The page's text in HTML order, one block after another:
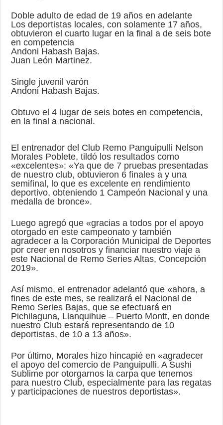
Doble adulto de edad de 19 años en adelante
Los deportistas locales, con solamente 17 años,
obtuvieron el cuarto lugar en la final a de seis bote
en competencia
Andoni Habash Bajas.
Juan León Martinez.
Single juvenil varón
Andoni Habash Bajas.
Obtuvo el 4 lugar de seis botes en competencia,
en la final a nacional.
El entrenador del Club Remo Panguipulli Nelson
Morales Poblete, tildó los resultados como
«excelentes»: «Ya que de 7 pruebas presentadas
de nuestro club, obtuvieron 6 finales a y una
semifinal, lo que es excelente en rendimiento
deportivo, obteniendo 1 Campeón Nacional y una
medalla de bronce».
Luego agregó que «gracias a todos por el apoyo
otorgado en este campeonato y también
agradecer a la Corporación Municipal de Deportes
por creer en nosotros y financiar nuestro viaje a
este Nacional de Remo Series Altas, Concepción
2019».
Así mismo, el entrenador adelantó que «ahora, a
fines de este mes, se realizará el Nacional de
Remo Series Bajas, que se efectuará en
Pichilaguna, Llanquihue – Puerto Montt, en donde
nuestro Club estará representando de 10
deportistas, de 10 a 13 años».
Por último, Morales hizo hincapié en «agradecer
el apoyo del comercio de Panguipulli. A Sushi
Sublime por otorgarnos la carpa que tenemos
para nuestro Club, especialmente para las regatas
y participaciones de nuestros deportistas».